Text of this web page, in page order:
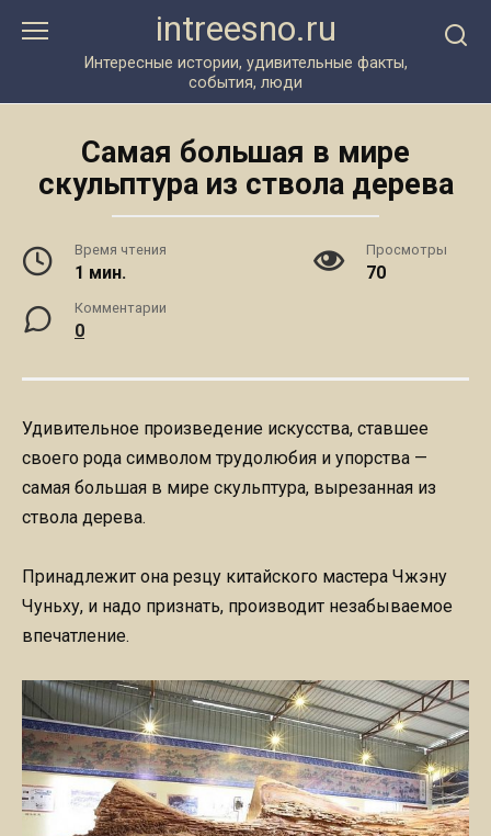
intreesno.ru
Интересные истории, удивительные факты,
события, люди
Самая большая в мире
скульптура из ствола дерева
Время чтения
1 мин.
Просмотры
70
Комментарии
0
Удивительное произведение искусства, ставшее
своего рода символом трудолюбия и упорства —
самая большая в мире скульптура, вырезанная из
ствола дерева.
Принадлежит она резцу китайского мастера Чжэну
Чуньху, и надо признать, производит незабываемое
впечатление.